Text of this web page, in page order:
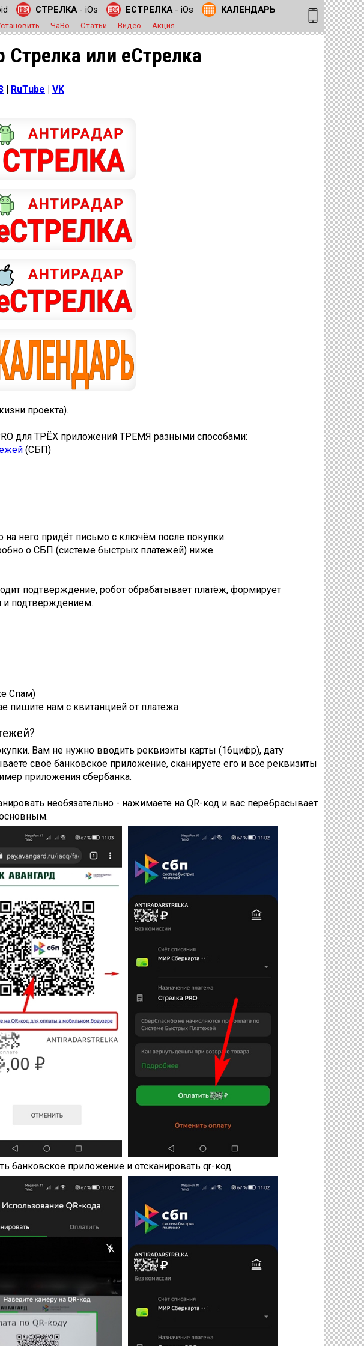
СТРЕЛКА- iOs ЕСТРЕЛКА- iOs КАЛЕНДАРЬ
ЧаВо Статьи Видео Акция
Стрелка или еСтрелка
| RuTube | VK
проекта).
для ТРЁХ приложений ТРЕМЯ разными способами:
(СБП)
на него придёт письмо с ключём после покупки.
о СБП (системе быстрых платежей) ниже.
подтверждение, робот обрабатывает платёж, формирует
и подтверждением.
Спам)
пишите нам с квитанцией от платежа
Вам не нужно вводить реквизиты карты (16цифр), дату
своё банковское приложение, сканируете его и все реквизиты
приложения сбербанка.
необязательно - нажимаете на QR-код и вас перебрасывает
банковское приложение и отсканировать qr-код